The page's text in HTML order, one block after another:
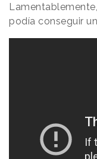
podía conseguir